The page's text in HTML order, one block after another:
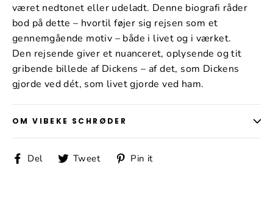
været nedtonet eller udeladt. Denne biografi råder
bod på dette – hvortil føjer sig rejsen som et
gennemgående motiv – både i livet og i værket.
Den rejsende giver et nuanceret, oplysende og tit
gribende billede af Dickens – af det, som Dickens
gjorde ved dét, som livet gjorde ved ham.
OM VIBEKE SCHRØDER
Del
Del Tweet
TweetPin it